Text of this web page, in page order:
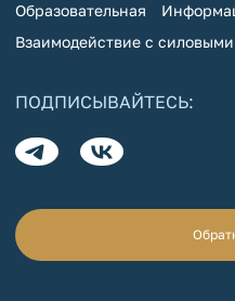
Образовательная
Взаимодействие с
ПОДПИСЫВАЙТЕСЬ: